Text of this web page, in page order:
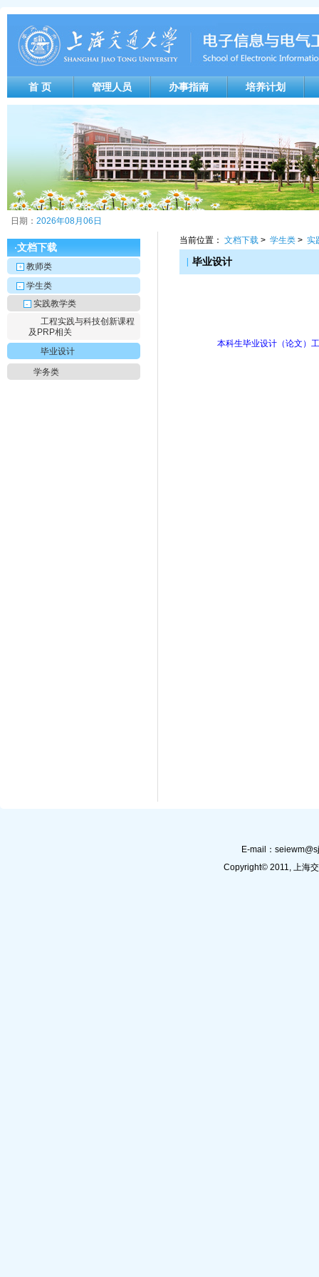
首 页 管理人员 办事指南 培养计划
日期： 2026年08月06日
·文档下载
+ 教师类
- 学生类
-
实践教学类
工程实践与科技创新课程
及PRP相关
毕业设计
学务类
当前位置：文档下载 >学生类 >实
毕业设计
本科生毕业设计（论文）
E-mail：
Copyright© 2011, 上海